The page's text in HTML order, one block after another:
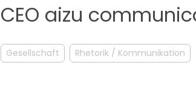
CEO aizu
Gesellschaft Rhetorik / Kommunikation